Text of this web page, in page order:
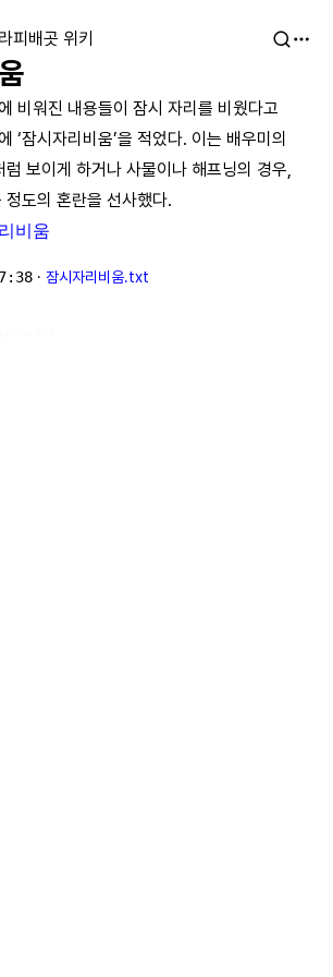
피배곳 위키
비워진 내용들이 잠시 자리를 비웠다고
‘잠시자리비움’을 적었다. 이는 배우미의
럼 보이게 하거나 사물이나 해프닝의 경우,
도의 혼란을 선사했다.
비움
· 잠시자리비움.txt